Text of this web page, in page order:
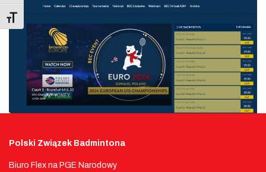
Toggle Font size
Polski Związek Badmintona
Biuro Flex na PGE Narodowy